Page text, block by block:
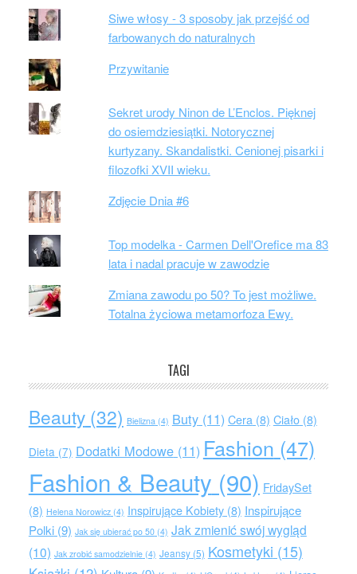
Siwe włosy - 3 sposoby jak przejść od
farbowanych do naturalnych
Przywitanie
Sekret urody Ninon de L’Enclos. Pięknej
do osiemdziesiątki. Notorycznej
kurtyzany. Skandalistki. Cenionej pisarki i
filozofki XVII wieku.
Zdjęcie Dnia #6
Top modelka - Carmen Dell'Orefice ma 83
lata i nadal pracuje w zawodzie
Zmiana zawodu po 50? To jest możliwe.
Totalna życiowa metamorfoza Ewy.
TAGI
Beauty(32) Bielizna(4) Buty(11) Cera(8) Ciało(8)
Dieta(7) Dodatki Modowe(11) Fashion (47)
Fashion & Beauty (90) FridaySet
(8) Helena Norowicz(4) Inspirujące Kobiety(8) Inspirujące
Polki(9) Jak się ubierać po 50(4) Jak zmienić swój wygląd
(10) Jak zrobić samodzielnie(4) Jeansy(5) Kosmetyki (15)